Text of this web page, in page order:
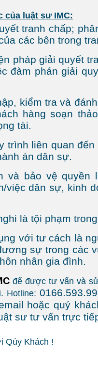
của luật sư IMC:
tranh chấp;
các bên trong
pháp giải quyết
đàm phán giải
kiểm tra và
hàng soạn
tài.
trình liên quan
án dân sự.
và bảo vệ quyền
việc dân sự, kinh
là tội phạm
với tư cách là
sự trong các
nhân gia đình.
để được tư vấn và
Hotline:
hoặc quý
sư tư vấn trực
Qúy Khách !